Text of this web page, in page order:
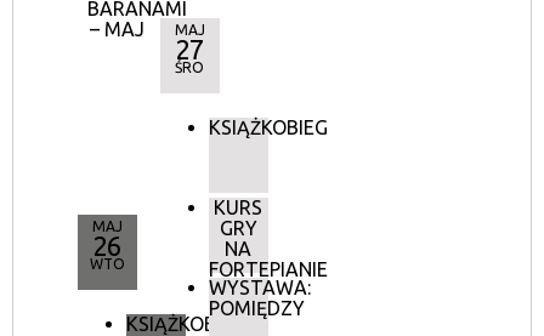
BARANAMI
– MAJ
MAJ
26
WTO
KSIĄŻKOBIEG
MAJ
27
ŚRO
KSIĄŻKOBIEG
KURS
GRY
NA
FORTEPIANIE
WYSTAWA:
POMIĘDZY